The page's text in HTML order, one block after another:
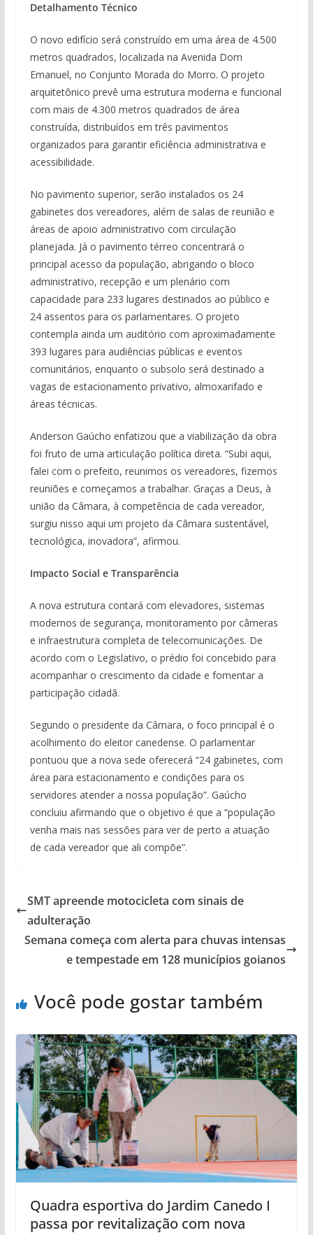
Detalhamento Técnico
O novo edifício será construído em uma área de 4.500
metros quadrados, localizada na Avenida Dom
Emanuel, no Conjunto Morada do Morro. O projeto
arquitetônico prevê uma estrutura moderna e funcional
com mais de 4.300 metros quadrados de área
construída, distribuídos em três pavimentos
organizados para garantir eficiência administrativa e
acessibilidade.
No pavimento superior, serão instalados os 24
gabinetes dos vereadores, além de salas de reunião e
áreas de apoio administrativo com circulação
planejada. Já o pavimento térreo concentrará o
principal acesso da população, abrigando o bloco
administrativo, recepção e um plenário com
capacidade para 233 lugares destinados ao público e
24 assentos para os parlamentares. O projeto
contempla ainda um auditório com aproximadamente
393 lugares para audiências públicas e eventos
comunitários, enquanto o subsolo será destinado a
vagas de estacionamento privativo, almoxarifado e
áreas técnicas.
Anderson Gaúcho enfatizou que a viabilização da obra
foi fruto de uma articulação política direta. “Subi aqui,
falei com o prefeito, reunimos os vereadores, fizemos
reuniões e começamos a trabalhar. Graças a Deus, à
união da Câmara, à competência de cada vereador,
surgiu nisso aqui um projeto da Câmara sustentável,
tecnológica, inovadora”, afirmou.
Impacto Social e Transparência
A nova estrutura contará com elevadores, sistemas
modernos de segurança, monitoramento por câmeras
e infraestrutura completa de telecomunicações. De
acordo com o Legislativo, o prédio foi concebido para
acompanhar o crescimento da cidade e fomentar a
participação cidadã.
Segundo o presidente da Câmara, o foco principal é o
acolhimento do eleitor canedense. O parlamentar
pontuou que a nova sede oferecerá “24 gabinetes, com
área para estacionamento e condições para os
servidores atender a nossa população”. Gaúcho
concluiu afirmando que o objetivo é que a “população
venha mais nas sessões para ver de perto a atuação
de cada vereador que ali compõe”.
SMT apreende motocicleta com sinais de
adulteração
Semana começa com alerta para chuvas intensas
e tempestade em 128 municípios goianos
Você pode gostar também
Quadra esportiva do Jardim Canedo I
passa por revitalização com nova